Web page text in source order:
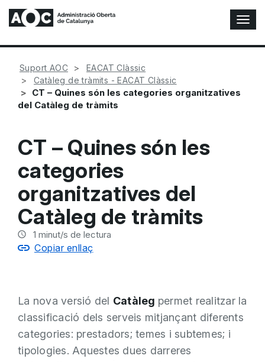
A
l
t
Suport AOC
EACAT Clàssic
Catàleg de tràmits - EACAT Clàssic
CT – Quines són les categories organitzatives
del Catàleg de tràmits
CT – Quines són les
categories
organitzatives del
Catàleg de tràmits
1 minut/s de lectura
Copiar enllaç
La nova versió del Catàleg permet realitzar la
classificació dels serveis mitjançant diferents
categories: prestadors; temes i subtemes; i
tipologies. Aquestes dues darreres